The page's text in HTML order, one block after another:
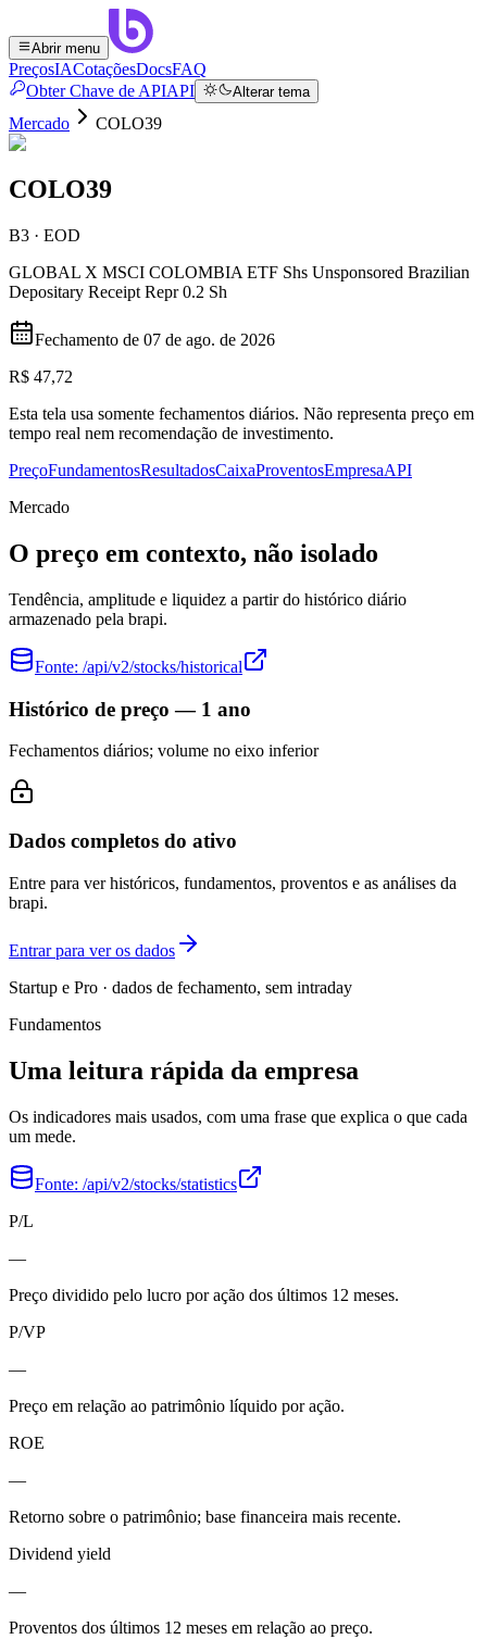
Abrir menu
PreçosIACotaçõesDocsFAQ
Obter Chave de APIAPI Alterar tema
Mercado COLO39
COLO39
B3 · EOD
GLOBAL X MSCI COLOMBIA ETF Shs Unsponsored Brazilian
Depositary Receipt Repr 0.2 Sh
Fechamento de 07 de ago. de 2026
R$ 47,72
Esta tela usa somente fechamentos diários. Não representa preço em
tempo real nem recomendação de investimento.
PreçoFundamentosResultadosCaixaProventosEmpresaAPI
Mercado
O preço em contexto, não isolado
Tendência, amplitude e liquidez a partir do histórico diário
armazenado pela brapi.
Fonte: /api/v2/stocks/historical
Histórico de preço — 1 ano
Fechamentos diários; volume no eixo inferior
Dados completos do ativo
Entre para ver históricos, fundamentos, proventos e as análises da
brapi.
Entrar para ver os dados
Startup e Pro · dados de fechamento, sem intraday
Fundamentos
Uma leitura rápida da empresa
Os indicadores mais usados, com uma frase que explica o que cada
um mede.
Fonte: /api/v2/stocks/statistics
P/L
—
Preço dividido pelo lucro por ação dos últimos 12 meses.
P/VP
—
Preço em relação ao patrimônio líquido por ação.
ROE
—
Retorno sobre o patrimônio; base financeira mais recente.
Dividend yield
—
Proventos dos últimos 12 meses em relação ao preço.